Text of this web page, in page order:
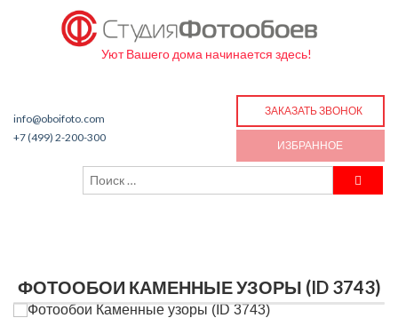
Уют Вашего дома начинается здесь!
info@oboifoto.com
+7 (499) 2-200-300
ЗАКАЗАТЬ ЗВОНОК
ИЗБРАННОЕ
ФОТООБОИ КАМЕННЫЕ УЗОРЫ (ID 3743)